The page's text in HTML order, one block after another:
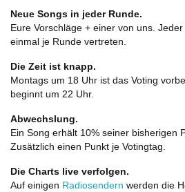
Neue Songs in jeder Runde.
Eure Vorschläge + einer von uns.
einmal je Runde vertreten.
Die Zeit ist knapp.
Montags um 18 Uhr ist das Voting
beginnt um 22 Uhr.
Abwechslung.
Ein Song erhält 10% seiner bisherigen
Zusätzlich einen Punkt je Votingtag.
Die Charts live verfolgen.
Auf einigen Radiosendern werden die